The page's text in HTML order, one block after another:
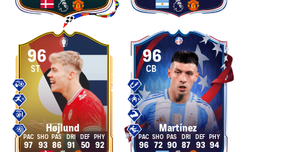
96
ST
Højlund
97 93 86 91 50 92
96
CB
Martínez
96 72 90 87 93 94